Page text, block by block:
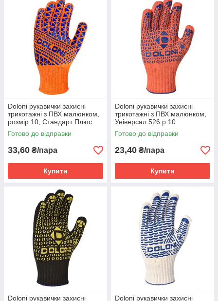
Doloni рукавички захисні
трикотажні з ПВХ малюнком,
розмір 10, Стандарт Плюс
794
Готово до відправки
33,60 ₴/пара
Купити
Doloni рукавички захисні
трикотажні з ПВХ малюнком,
Універсал 526 р.10
Готово до відправки
23,40 ₴/пара
Купити
Doloni рукавички захисні
Doloni рукавички захисні